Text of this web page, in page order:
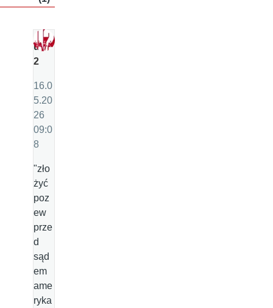
u
2
16.0
5.20
26
09:0
8
"zło
żyć
poz
ew
prze
d
sąd
em
ame
ryka